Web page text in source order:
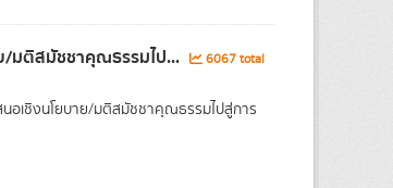
/มติสมัชชาคุณธรรมไป...
6067 total
อเชิงนโยบาย/มติสมัชชาคุณธรรมไปสู่การ